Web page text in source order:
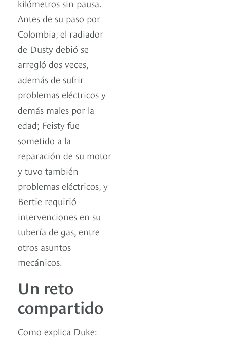
kilómetros sin pausa.
Antes de su paso por
Colombia, el radiador
de Dusty debió se
arregló dos veces,
además de sufrir
problemas eléctricos y
demás males por la
edad; Feisty fue
sometido a la
reparación de su motor
y tuvo también
problemas eléctricos, y
Bertie requirió
intervenciones en su
tubería de gas, entre
otros asuntos
mecánicos.
Un reto
compartido
Como explica Duke: